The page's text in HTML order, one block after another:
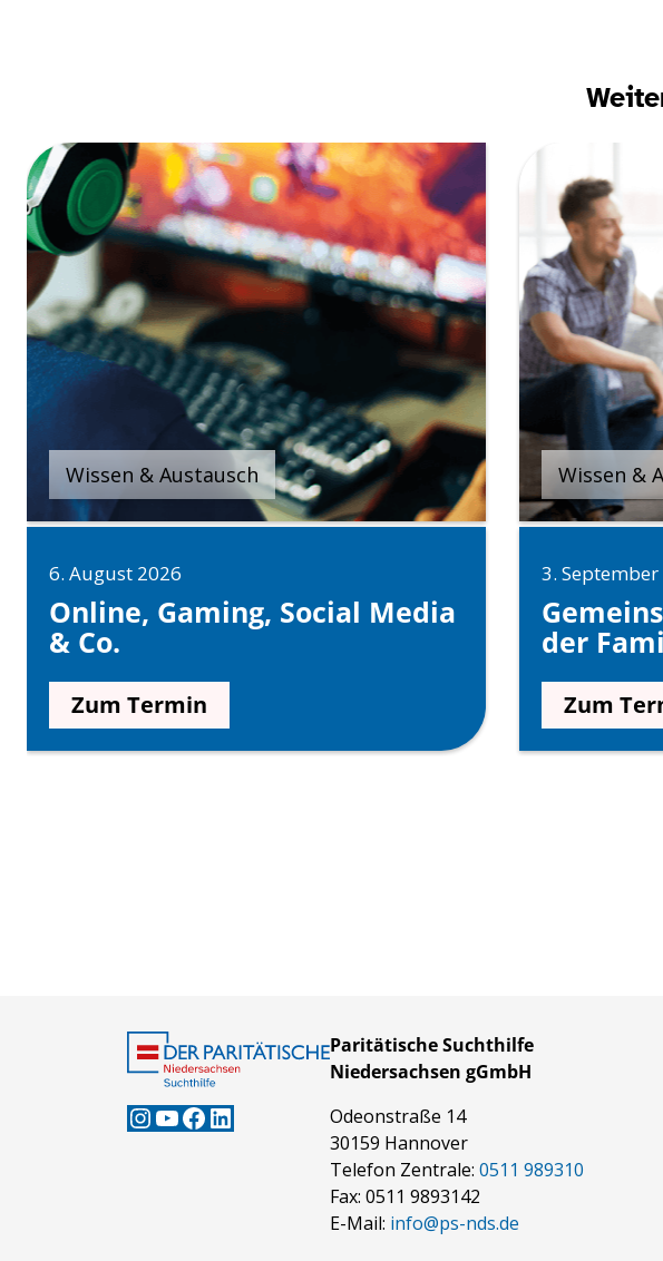
Wissen & Austausch
6. August 2026
Online, Gaming, Social Media
& Co.
Zum Termin
Wissen &
3.
der
gesund
Zum
Instagram
YouTube
Facebook
LinkedIn
Paritätische Suchthilfe
Niedersachsen gGmbH
Odeonstraße 14
30159 Hannover
Telefon Zentrale: 0511 989310
Fax: 0511 9893142
E-Mail: info@ps-nds.de